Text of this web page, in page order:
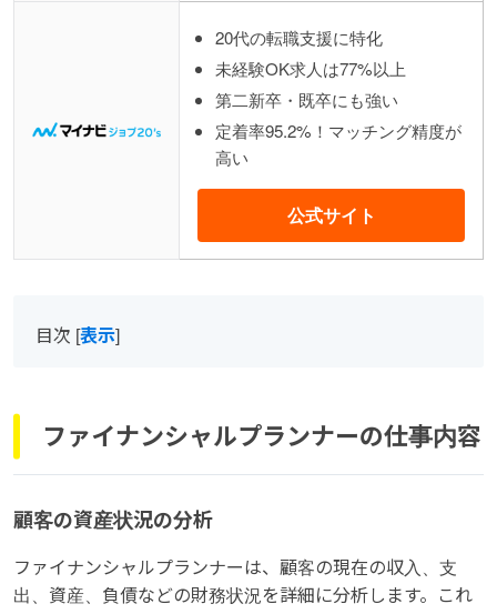
20代の転職支援に特化
未経験OK求人は77%以上
第二新卒・既卒にも強い
定着率95.2%！マッチング精度が
高い
公式サイト
目次 [表示]
ファイナンシャルプランナーの仕事内容
顧客の資産状況の分析
ファイナンシャルプランナーは、顧客の現在の収入、支
出、資産、負債などの財務状況を詳細に分析します。これ